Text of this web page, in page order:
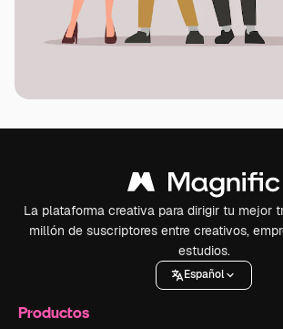
La plataforma creativa para dirigir tu mejor
millón de suscriptores entre creativos,
estudios.
Español
Productos